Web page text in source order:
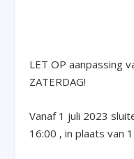
LET OP aanpassing
ZATERDAG!
Vanaf 1 juli 2023
16:00 , in plaats van